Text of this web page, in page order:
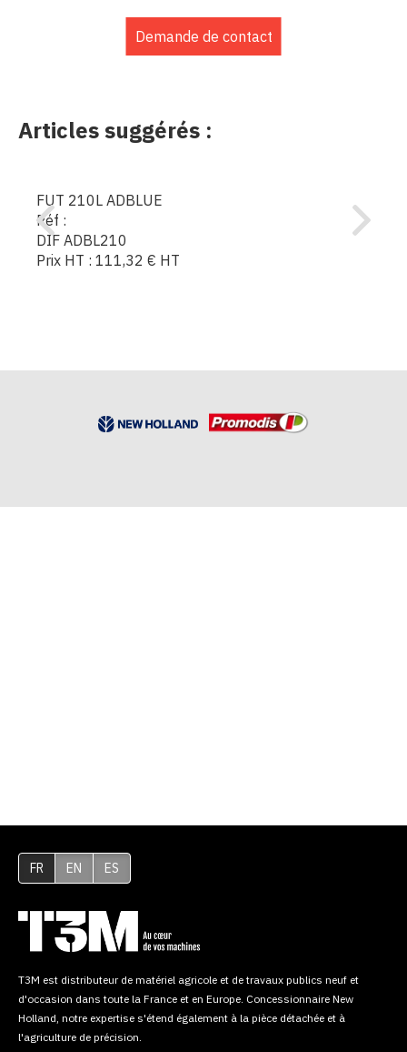
Demande de contact
Articles suggérés :
FUT 210L ADBLUE
Réf :
DIF ADBL210
Prix HT : 111,32 € HT
FR EN ES
T3M est distributeur de matériel agricole et de travaux publics neuf et
d'occasion dans toute la France et en Europe. Concessionnaire New
Holland, notre expertise s'étend également à la pièce détachée et à
l'agriculture de précision.